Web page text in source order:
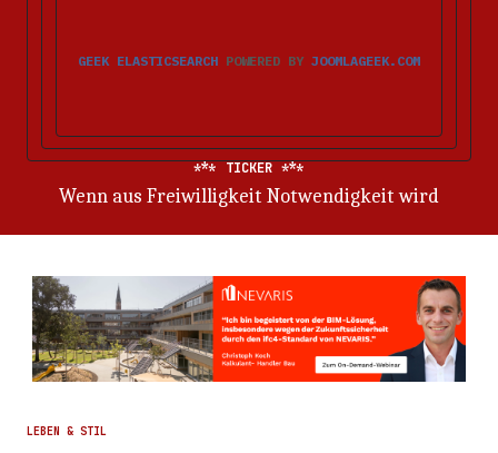
GEEK ELASTICSEARCH POWERED BY JOOMLAGEEK.COM
TICKER
Was kooperative Modelle anders machen
LEBEN & STIL